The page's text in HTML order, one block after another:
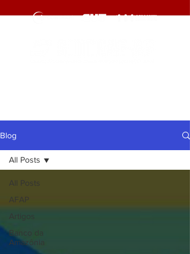
Blog
All Posts
AFAP
Artigos
Banco da
Amazônia
All Posts